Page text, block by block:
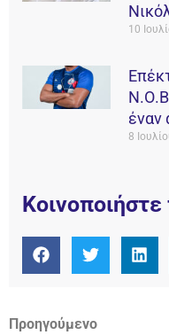
10
έναν
8
Κοινοποιήστε
Προηγούμενο